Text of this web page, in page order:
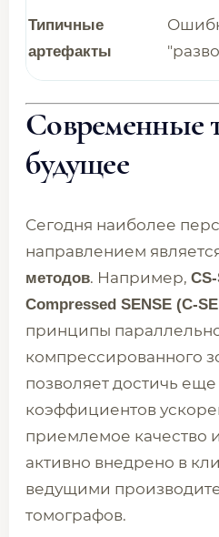
Типичные
артефакты
Современные
будущее
Сегодня наиболее
направлением
методов. Например,
Compressed SENSE (C-
принципы
компрессированного
позволяет достичь
коэффициентов
приемлемое качество
активно внедрено в
ведущими
томографов.